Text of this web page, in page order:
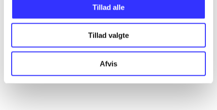
Tillad alle
Tillad valgte
Afvis
Artikler
Alle registrerede artikler fordelt på udgivelser